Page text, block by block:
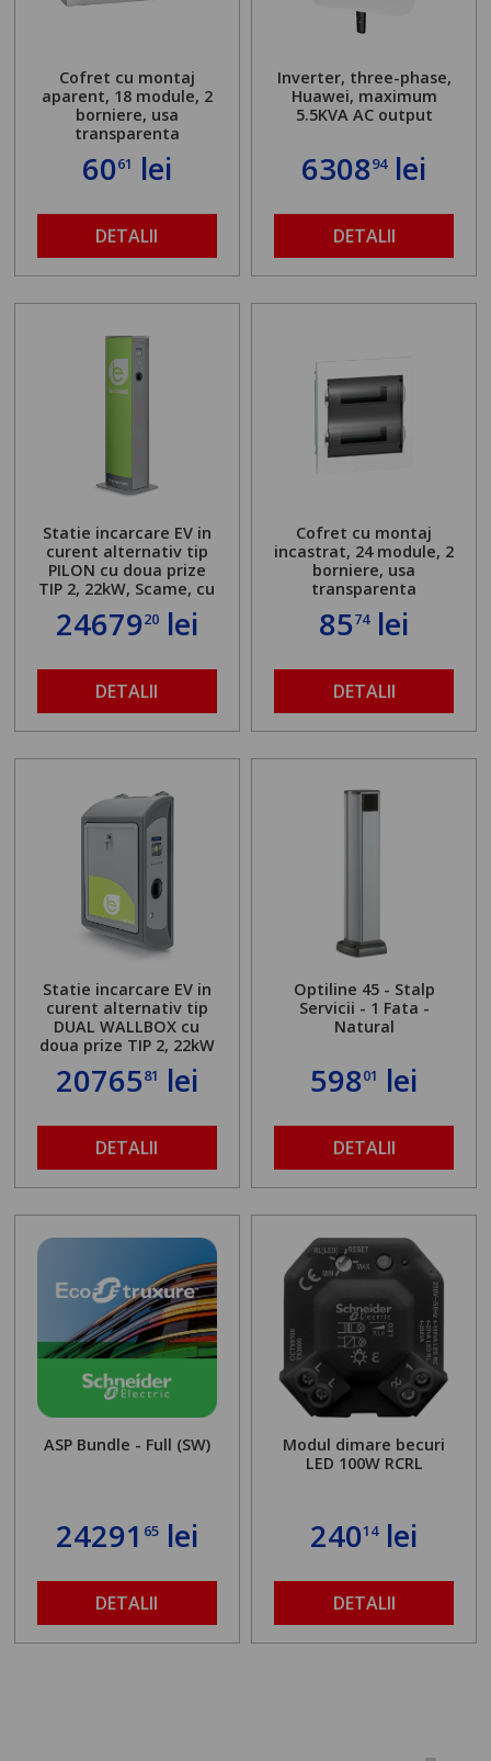
Cofret cu montaj
aparent, 18 module, 2
borniere, usa
transparenta
6061 lei
DETALII
Inverter, three-phase,
Huawei, maximum
5.5KVA AC output
630894lei
DETALII
Statie incarcare EV in
curent alternativ tip
PILON cu doua prize
TIP 2, 22kW, Scame, cu
server local
2467920lei
DETALII
Cofret cu montaj
incastrat, 24 module, 2
borniere, usa
transparenta
8574lei
DETALII
Statie incarcare EV in
curent alternativ tip
DUAL WALLBOX cu
doua prize TIP 2, 22kW
2076581 lei
DETALII
Optiline 45 - Stalp
Servicii - 1 Fata -
Natural
59801 lei
DETALII
ASP Bundle - Full (SW)
24291 65lei
DETALII
Modul dimare becuri
LED 100W RCRL
24014lei
DETALII